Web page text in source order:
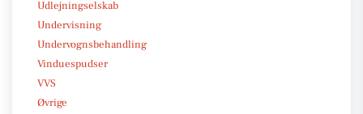
Udlejningselskab
Undervisning
Undervognsbehandling
Vinduespudser
VVS
Øvrige